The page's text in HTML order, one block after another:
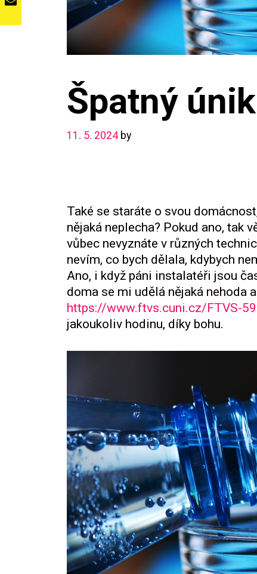
Špatný
11. 5. 2024 by
Také se staráte o svou
nějaká neplecha? Pokud ano, tak
vůbec nevyznáte v různých
nevím, co bych dělala, kdybych
Ano, i když páni instalatéři jsou
doma se mi udělá nějaká nehoda
https://www.ftvs.cuni.cz/FTVS-
jakoukoliv hodinu, díky bohu.